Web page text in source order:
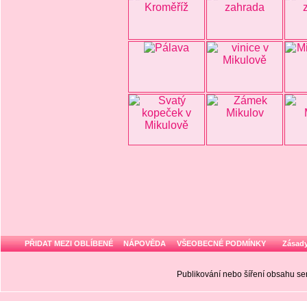
PŘIDAT MEZI OBLÍBENÉ NÁPOVĚDA VŠEOBECNÉ PODMÍNKY
Publikování nebo šíření obsahu